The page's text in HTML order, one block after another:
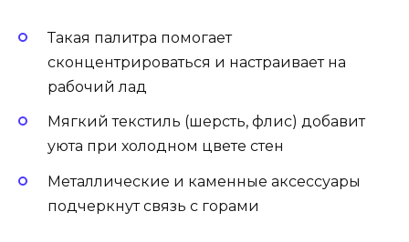
Такая палитра помогает
сконцентрироваться и настраивает на
рабочий лад
Мягкий текстиль (шерсть, флис) добавит
уюта при холодном цвете стен
Металлические и каменные аксессуары
подчеркнут связь с горами